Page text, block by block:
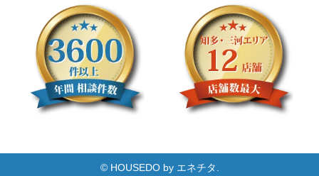
© HOUSEDO by エネチタ.